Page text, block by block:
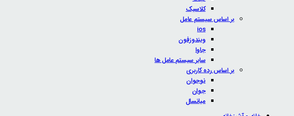
کلاسیک
بر اساس سیستم عامل
ios
ویندوزفون
جاوا
سایر سیستم عامل ها
بر اساس رده کاربری
نوجوان
جوان
میانسال